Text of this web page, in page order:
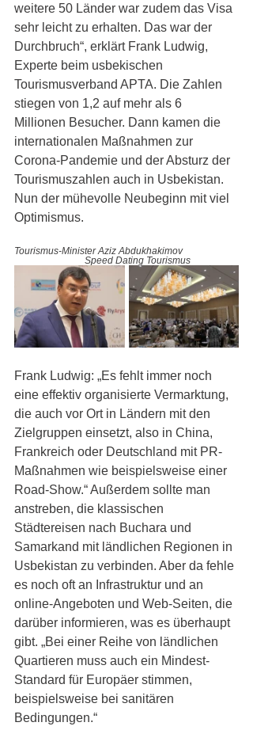
weitere 50 Länder war zudem das Visa
sehr leicht zu erhalten. Das war der
Durchbruch“, erklärt Frank Ludwig,
Experte beim usbekischen
Tourismusverband APTA. Die Zahlen
stiegen von 1,2 auf mehr als 6
Millionen Besucher. Dann kamen die
internationalen Maßnahmen zur
Corona-Pandemie und der Absturz der
Tourismuszahlen auch in Usbekistan.
Nun der mühevolle Neubeginn mit viel
Optimismus.
Tourismus-Minister Aziz Abdukhakimov
Speed Dating Tourismus
Frank Ludwig: „Es fehlt immer noch
eine effektiv organisierte Vermarktung,
die auch vor Ort in Ländern mit den
Zielgruppen einsetzt, also in China,
Frankreich oder Deutschland mit PR-
Maßnahmen wie beispielsweise einer
Road-Show.“ Außerdem sollte man
anstreben, die klassischen
Städtereisen nach Buchara und
Samarkand mit ländlichen Regionen in
Usbekistan zu verbinden. Aber da fehle
es noch oft an Infrastruktur und an
online-Angeboten und Web-Seiten, die
darüber informieren, was es überhaupt
gibt. „Bei einer Reihe von ländlichen
Quartieren muss auch ein Mindest-
Standard für Europäer stimmen,
beispielsweise bei sanitären
Bedingungen.“